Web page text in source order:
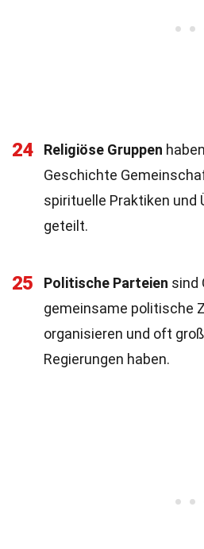
24 Religiöse Gruppen
Geschichte
spirituelle Praktiken und
geteilt.
25 Politische Parteien sind
gemeinsame politische
organisieren und oft
Regierungen haben.